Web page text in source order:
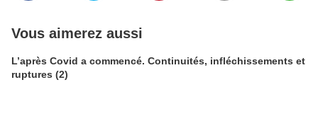
Vous aimerez aussi
L’après Covid a commencé. Continuités, infléchissements et
ruptures (2)